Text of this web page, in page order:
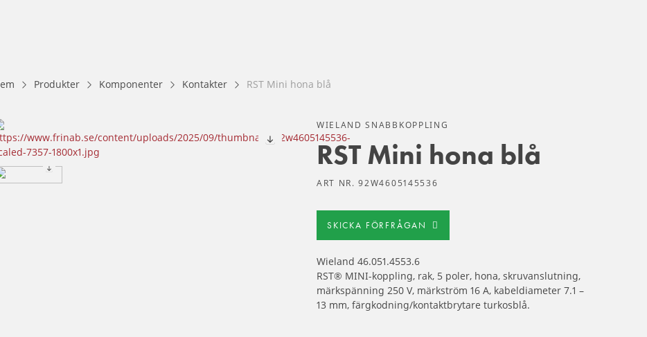
Produkter Komponenter Kontakter RST Mini hona blå
WIELAND SNABBKOPPLING
RST Mini hona blå
ART NR. 92W4605145536
SKICKA FÖRFRÅGAN
Wieland 46.051.4553.6
RST® MINI-koppling, rak, 5 poler, hona, skruvanslutning,
märkspänning 250 V, märkström 16 A, kabeldiameter 7.1 –
13 mm, färgkodning/kontaktbrytare turkosblå.